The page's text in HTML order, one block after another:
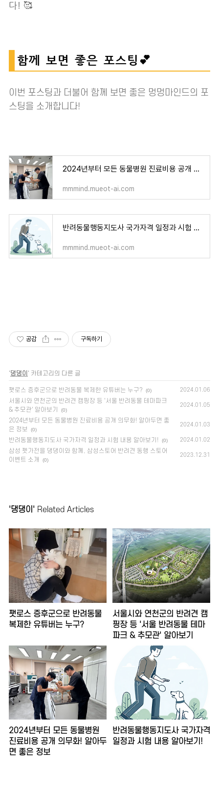
다! 🥰
함께 보면 좋은 포스팅💕
이번 포스팅과 더불어 함께 보면 좋은 멍멍마인드의 포
스팅을 소개합니다!
2024년부터 모든 동물병원 진료비용 공개 의무화! 알아두면 좋은 정보
mmmind.mueot-ai.com
반려동물행동지도사 국가자격 일정과 시험 내용 알아보기!
mmmind.mueot-ai.com
공감 구독하기
'댕댕이 ' 카테고리의 다른 글
팻로스 증후군으로 반려동물 복제한 유튜버는 누구? (0) 2024.01.06
서울시와 연천군의 반려견 캠핑장 등 '서울 반려동물 테마파크
& 추모관' 알아보기
(0)
2024.01.05
2024년부터 모든 동물병원 진료비용 공개 의무화! 알아두면 좋
은 정보
(0)
2024.01.03
반려동물행동지도사 국가자격 일정과 시험 내용 알아보기! (0) 2024.01.02
삼성 펫가전을 댕댕이와 함께, 삼성스토어 반려견 동행 스토어
이벤트 소개
(0)
2023.12.31
'댕댕이' Related Articles
팻로스 증후군으로 반려동물
복제한 유튜버는 누구?
서울시와 연천군의 반려견 캠
핑장 등 '서울 반려동물 테마
파크 & 추모관' 알아보기
2024년부터 모든 동물병원
진료비용 공개 의무화! 알아두
면 좋은 정보
반려동물행동지도사 국가자격
일정과 시험 내용 알아보기!